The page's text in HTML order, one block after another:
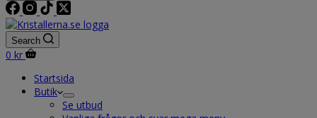
Search
Shopping
0 kr
Startsida
Butik
Se utbud